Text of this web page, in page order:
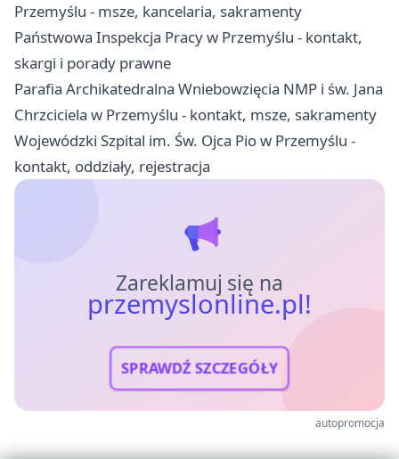
Przemyślu - msze, kancelaria, sakramenty
Państwowa Inspekcja Pracy w Przemyślu - kontakt,
skargi i porady prawne
Parafia Archikatedralna Wniebowzięcia NMP i św. Jana
Chrzciciela w Przemyślu - kontakt, msze, sakramenty
Wojewódzki Szpital im. Św. Ojca Pio w Przemyślu -
kontakt, oddziały, rejestracja
Zareklamuj się na
przemyslonline.pl!
SPRAWDŹ SZCZEGÓŁY
autopromocja